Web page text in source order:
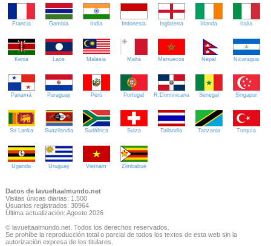
Francia Gambia India Indonesia Inglaterra Irlanda Italia
Kenia Laos Malasia Malta Marruecos Nepal Nicaragua
Panamá Paraguay Perú Portugal R.Dominicana Senegal Singapur
Sri Lanka Suazilandia Sudáfrica Suiza Tailandia Tanzania Turquía
Uganda Uruguay Vietnam Zimbabue
Datos de lavueltaalmundo.net
Visitas únicas diarias: 1.500
Usuarios registrados: 30964
Última actualización: Agosto 2026
© lavueltaalmundo.net. Todos los derechos reservados.
Se prohíbe la reproducción total o parcial de todos los textos de esta web sin la
autorización expresa de los titulares.